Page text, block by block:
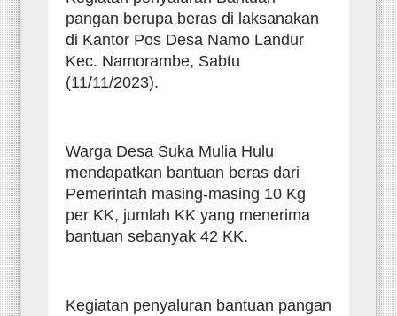
pangan berupa beras di laksanakan
di Kantor Pos Desa Namo Landur
Kec. Namorambe, Sabtu
(11/11/2023).
Warga Desa Suka Mulia Hulu
mendapatkan bantuan beras dari
Pemerintah masing-masing 10 Kg
per KK, jumlah KK yang menerima
bantuan sebanyak 42 KK.
Kegiatan penyaluran bantuan pangan